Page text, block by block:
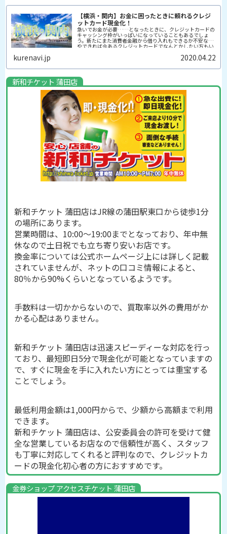
【横浜・関内】お金に困ったときに頼れるクレジ
ットカード現金化！
急いでお金が必要……となったときに、クレジットカードの
キャッシング枠がいっぱいになっていることもあるでしょ
う。新たにまた消費者金融から借り入れもできるか不安な方
やできれば今あるクレジットカードでなんとかしたい方もい
kurenavi.jp 2020.04.22
新和チケット 蒲田店
新和チケット 蒲田店はJR線の蒲田駅東口から徒歩1分
の場所にあります。
営業時間は、10:00～19:00までとなっており、年中無
休なので土日祝でも立ち寄り安いお店です。
換金率については公式ホームページ上には詳しく記載
されていませんが、ネットの口コミ情報によると、
80％から90%くらいとなっているようです。
手数料は一切かからないので、買取率以外の費用がか
かる心配はありません。
新和チケット 蒲田店は迅速スピーディーな対応を行っ
ており、最短即日5分で現金化が可能となっていますの
で、すぐに現金を手に入れたい方にとっては重宝する
ことでしょう。
最低利用金額は1,000円からで、少額から高額まで利用
できます。
新和チケット 蒲田店は、公安委員会の許可を受けて健
全な営業しているお店なので信頼性が高く、スタッフ
も丁寧に対応してくれると評判なので、クレジットカ
ードの現金化初心者の方におすすめです。
金券ショップ アクセスチケット 蒲田店